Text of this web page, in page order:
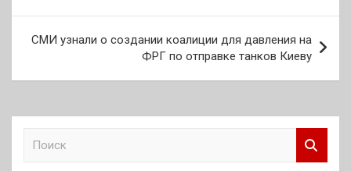
записям
СМИ узнали о создании коалиции для давления на
ФРГ по отправке танков Киеву